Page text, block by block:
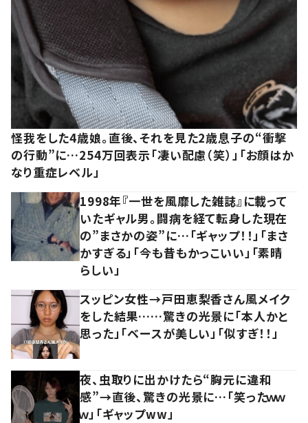
怪我をした4歳娘。直後、それを見た2歳息子の“衝撃
の行動”に…254万回表示「凄い配慮（笑）」「お顔はか
なり重症レベル」
1998年『一世を風靡した雑誌』に載って
いたギャル男。闘病を経て転身した現在
の”まさかの姿”に…「ギャップ！！」「まさ
かすぎる」「今も昔もかっこいい」「素晴
らしい」
スッピン女性→戸田恵梨香さん風メイク
をした結果……驚きの光景に「本人かと
思った」「ベースが美しい」「似すぎ！！」
夜、虫取りに出かけたら“胸元に違和
感”→直後、驚きの光景に…「笑ったｗｗ
ｗ」「ギャップww」